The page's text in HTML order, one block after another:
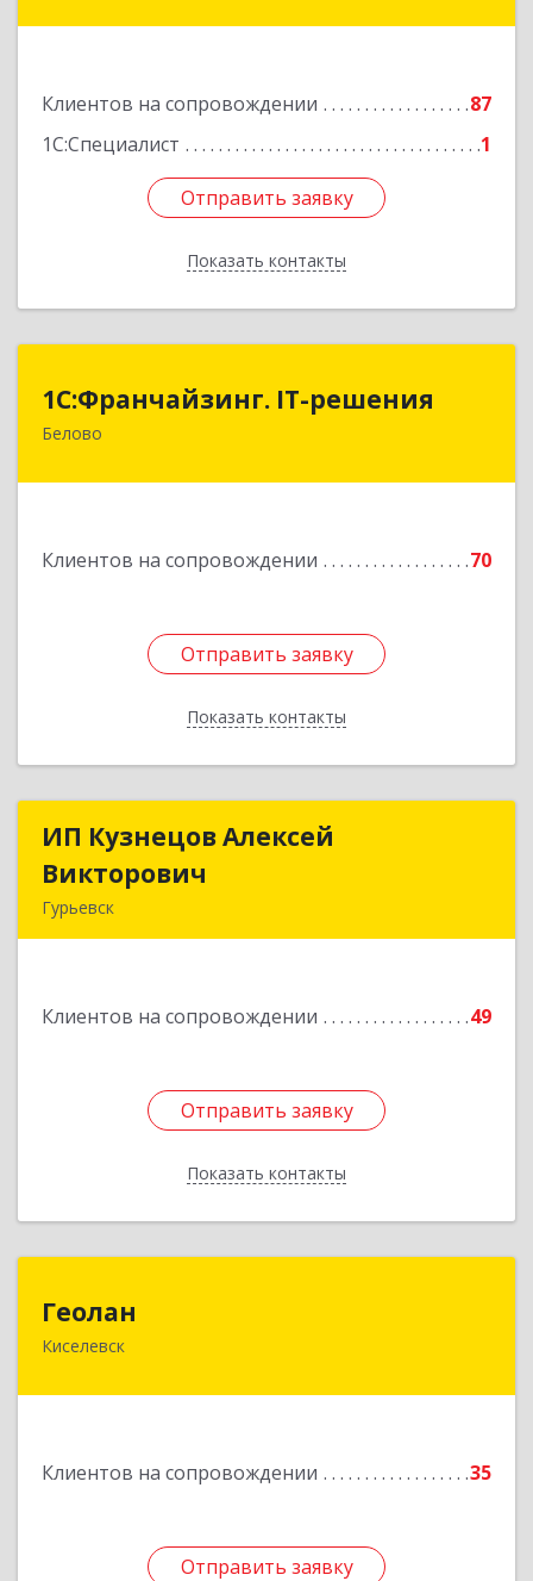
Клиентов на сопровождении
87
1С:Специалист
1
Отправить заявку
Показать контакты
Отправить заявку
Назад
1С:Франчайзинг. IT-решения
Белово
Клиентов на сопровождении 70
Отправить заявку
Показать контакты
1С:Франчайзинг. IT-решения
Отправить заявку
Назад
ИП Кузнецов Алексей
Викторович
Гурьевск
Клиентов на сопровождении 49
Отправить заявку
Показать контакты
ИП Кузнецов Алексей
Подробнее
Отправить заявку
Назад
Геолан
Киселевск
Клиентов на сопровождении 35
Отправить заявку
Отправить заявку